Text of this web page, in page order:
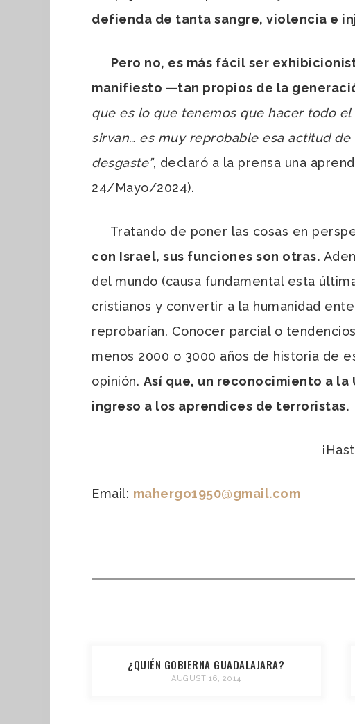
defienda de tanta sangre, violencia e
Pero no, es más fácil ser
manifiesto —tan propios de la
que es lo que tenemos que hacer todo
sirvan… es muy reprobable esa actitud
desgaste”, declaró a la prensa una
24/Mayo/2024).
Tratando de poner las cosas en
con Israel, sus funciones son otras.
del mundo (causa fundamental esta
cristianos y convertir a la humanidad
reprobarían. Conocer parcial o
menos 2000 o 3000 años de historia de
opinión. Así que, un reconocimiento a
ingreso a los aprendices de terroristas.
Email: mahergo1950@gmail.com
¿QUIÉN GOBIERNA GUADALAJARA?
AUGUST 16, 2014